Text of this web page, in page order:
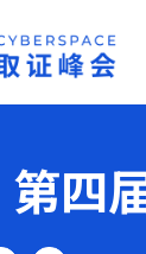
四